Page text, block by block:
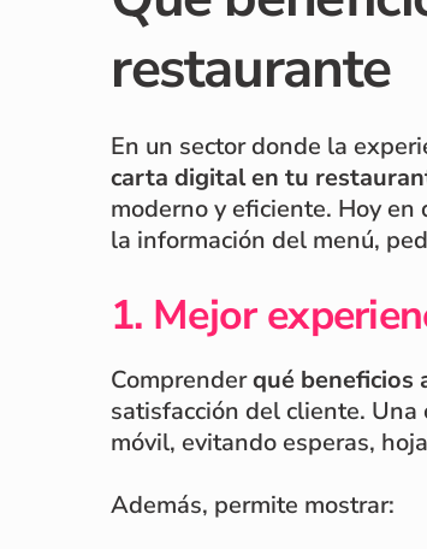
restaurante
En un sector donde la
carta digital en tu
moderno y eficiente. Hoy
la información del menú,
1. Mejor
Comprenderqué
satisfacción del cliente.
móvil, evitando esperas,
Además, permite mostrar: